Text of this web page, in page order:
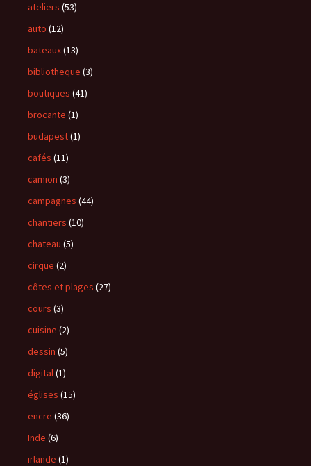
ateliers (53)
auto (12)
bateaux(13)
bibliotheque (3)
boutiques (41)
brocante (1)
budapest(1)
cafés (11)
camion (3)
campagnes (44)
chantiers (10)
chateau (5)
cirque (2)
côtes et plages (27)
cours (3)
cuisine (2)
dessin (5)
digital(1)
églises (15)
encre (36)
Inde (6)
irlande (1)